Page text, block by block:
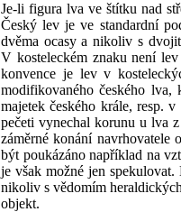
Je-li figura lva ve štítku nad
Český lev je ve standardní
dvěma ocasy a nikoliv s
V kosteleckém znaku není
konvence je lev v
modifikovaného českého
majetek českého krále, resp.
pečeti vynechal korunu u lva
záměrné konání
být poukázáno například na
je však možné jen
nikoliv s vědomím
objekt.